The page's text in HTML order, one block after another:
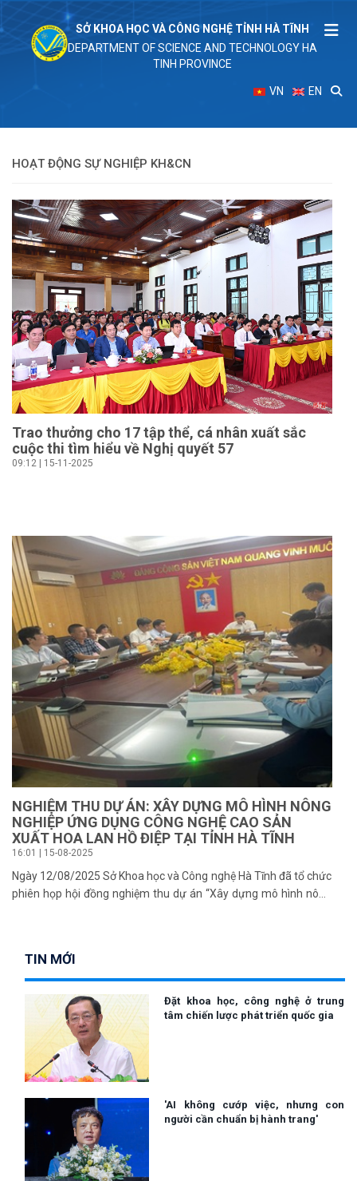
SỞ KHOA HỌC VÀ CÔNG NGHỆ TỈNH HÀ TĨNH
DEPARTMENT OF SCIENCE AND TECHNOLOGY HA
TINH PROVINCE
VN EN
HOẠT ĐỘNG SỰ NGHIỆP KH&CN
Trao thưởng cho 17 tập thể, cá nhân xuất sắc
cuộc thi tìm hiểu về Nghị quyết 57
09:12 | 15-11-2025
NGHIỆM THU DỰ ÁN: XÂY DỰNG MÔ HÌNH NÔNG
NGHIỆP ỨNG DỤNG CÔNG NGHỆ CAO SẢN
XUẤT HOA LAN HỒ ĐIỆP TẠI TỈNH HÀ TĨNH
16:01 | 15-08-2025
Ngày 12/08/2025 Sở Khoa học và Công nghệ Hà Tĩnh đã tổ chức
phiên họp hội đồng nghiệm thu dự án “Xây dựng mô hình nông
nông thôn, miền núi, vùng dân tộc thiểu số giai đoạn 2016 -
2025”, dự án ủy quyền cho địa phương quản lý.
TIN MỚI
Đặt khoa học, công nghệ ở trung
tâm chiến lược phát triển quốc gia
'AI không cướp việc, nhưng con
người cần chuẩn bị hành trang'